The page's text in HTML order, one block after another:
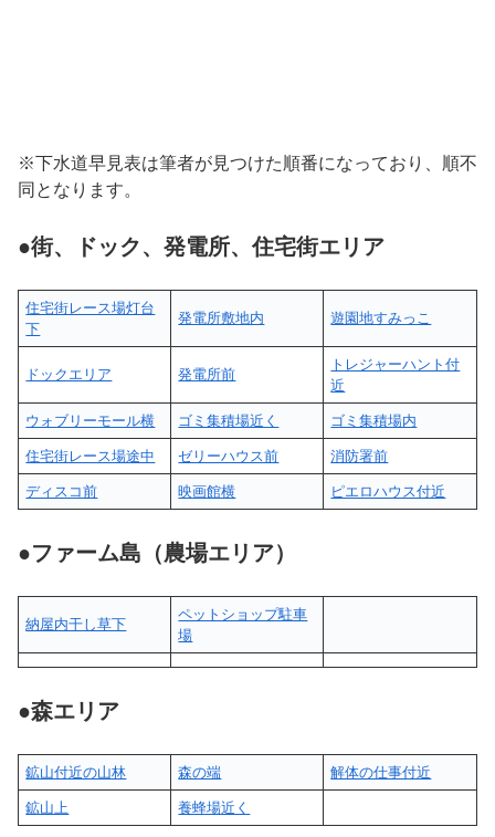
※下水道早見表は筆者が見つけた順番になっており、順不
同となります。
●街、 ドック、 発電所、住宅街エリア
住宅街レース場灯台
下
発電所敷地内 遊園地すみっこ
ドックエリア 発電所前
トレジャーハント付
近
ウォブリーモール横 ゴミ集積場近く ゴミ集積場内
住宅街レース場途中 ゼリーハウス前 消防署前
ディスコ前 映画館横 ピエロハウス付近
●ファーム島 （農場エリア）
納屋内干し草下
ペットショップ駐車
場
●森エリア
鉱山付近の山林 森の端 解体の仕事付近
鉱山上 養蜂場近く